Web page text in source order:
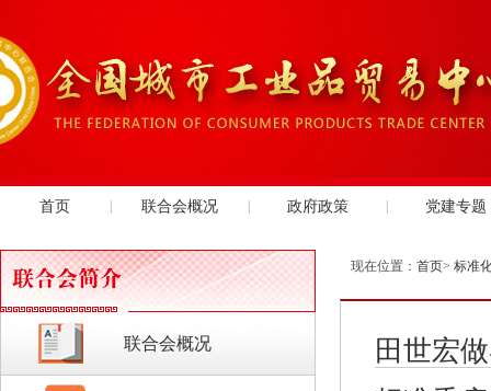
首页 联合会概况 政府政策 党建专题
联合会概况
现在位置： 首页> 标准
田世宏